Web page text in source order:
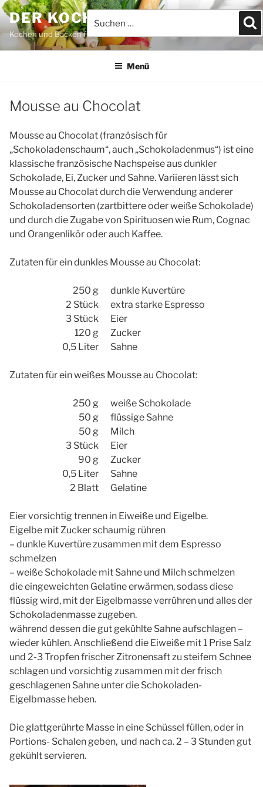
Zum
Inhalt
springen
DER KOCHBLOG
Kochen und Backen für JEDEFRAU & JEDERMANN
Suchen
nach:
Menü
Mousse au Chocolat
Mousse au Chocolat (französisch für
„Schokoladenschaum“, auch „Schokoladenmus“) ist eine
klassische französische Nachspeise aus dunkler
Schokolade, Ei, Zucker und Sahne. Variieren lässt sich
Mousse au Chocolat durch die Verwendung anderer
Schokoladensorten (zartbittere oder weiße Schokolade)
und durch die Zugabe von Spirituosen wie Rum, Cognac
und Orangenlikör oder auch Kaffee.
Zutaten für ein dunkles Mousse au Chocolat:
250 g
dunkle Kuvertüre
2 Stück
extra starke Espresso
3 Stück
Eier
120 g
Zucker
0,5 Liter
Sahne
Zutaten für ein weißes Mousse au Chocolat:
250 g
weiße Schokolade
50 g
flüssige Sahne
50 g
Milch
3 Stück
Eier
90 g
Zucker
0,5 Liter
Sahne
2 Blatt
Gelatine
Eier vorsichtig trennen in Eiweiße und Eigelbe.
Eigelbe mit Zucker schaumig rühren
– dunkle Kuvertüre zusammen mit dem Espresso
schmelzen
– weiße Schokolade mit Sahne und Milch schmelzen
die eingeweichten Gelatine erwärmen, sodass diese
flüssig wird, mit der Eigelbmasse verrühren und alles der
Schokoladenmasse zugeben.
während dessen die gut gekühlte Sahne aufschlagen –
wieder kühlen. Anschließend die Eiweiße mit 1 Prise Salz
und 2-3 Tropfen frischer Zitronensaft zu steifem Schnee
schlagen und vorsichtig zusammen mit der frisch
geschlagenen Sahne unter die Schokoladen-
Eigelbmasse heben.
Die glattgerührte Masse in eine Schüssel füllen, oder in
Portions- Schalen geben, und nach ca. 2 – 3 Stunden gut
gekühlt servieren.